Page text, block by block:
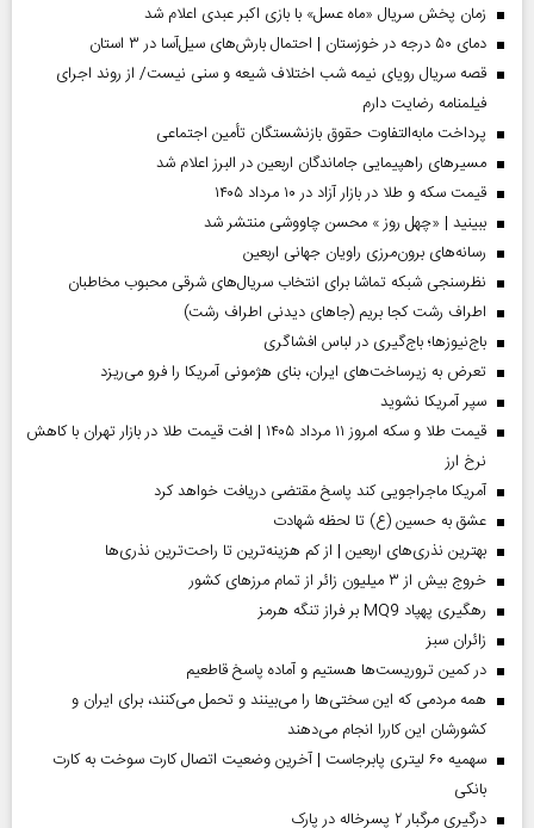
زمان پخش سریال «ماه عسل» با بازی اکبر عبدی اعلام شد
دمای ۵۰ درجه در خوزستان | احتمال بارش‌های سیل‌آسا در ۳ استان
قصه سریال رویای نیمه شب اختلاف شیعه و سنی نیست/ از روند اجرای
فیلمنامه رضایت دارم
پرداخت مابه‌التفاوت حقوق بازنشستگان تأمین اجتماعی
مسیر‌های راهپیمایی جاماندگان اربعین در البرز اعلام شد
قیمت سکه و طلا در بازار آزاد در ۱۰ مرداد ۱۴۰۵
ببینید | «چهل روز » محسن چاووشی منتشر شد
رسانه‌های برون‌مرزی راویان جهانی اربعین
نظرسنجی شبکه تماشا برای انتخاب سریال‌های شرقی محبوب مخاطبان
اطراف رشت کجا بریم (جاهای دیدنی اطراف رشت)
باج‌نیوزها؛ باج‌گیری در لباس افشاگری
تعرض به زیرساخت‌های ایران، بنای هژمونی آمریکا را فرو می‌ریزد
سپر آمریکا نشوید
قیمت طلا و سکه امروز ۱۱ مرداد ۱۴۰۵ | افت قیمت طلا در بازار تهران با کاهش
نرخ ارز
آمریکا ماجراجویی کند پاسخ مقتضی دریافت خواهد کرد
عشق به حسین (ع) تا لحظه شهادت
بهترین نذری‌های اربعین | از کم هزینه‌ترین تا راحت‌ترین نذری‌ها
خروج بیش از ۳ میلیون زائر از تمام مرز‌های کشور
رهگیری پهپاد MQ9 بر فراز تنگه هرمز
‌زائران سبز
در کمین تروریست‌ها هستیم و آماده پاسخ قاطعیم
همه مردمی که این سختی‌ها را می‌بینند و تحمل می‌کنند، برای ایران و
کشورشان این کاررا انجام می‌دهند
سهمیه ۶۰ لیتری پابرجاست | آخرین وضعیت اتصال کارت سوخت به کارت
بانکی
درگیری مرگبار ۲ پسرخاله در پارک